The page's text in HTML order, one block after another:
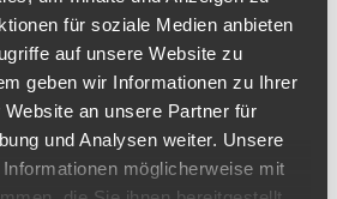
für soziale Medien anbieten
auf unsere Website zu
geben wir Informationen zu Ihrer
an unsere Partner für
und Analysen weiter. Unsere
möglicherweise mit
Hersteller, je nach aktueller
1oz Palladiumbarren der renomierten
(CHI ESSAYEUR FONDEUR).
Pd Prägungen wie Umicore, Pamp,